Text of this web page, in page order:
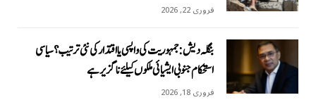
فروری 22, 2026
بنگلہ دیش: جمہوریت کی واپسی یا اقتدار کی نئی ترتیب؟ سیاسی
استحکام جنوبی ایشیائی ملکوں کیلئے ناگزیر ہے
فروری 18, 2026